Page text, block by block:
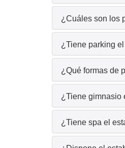
¿Cuáles son los
¿Tiene parking
¿Qué formas de
¿Tiene gimnasio
¿Tiene spa el